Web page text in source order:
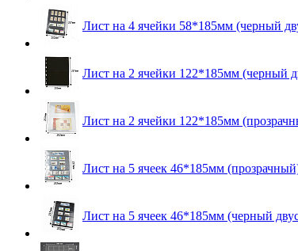
Лист на 4 ячейки 58*185мм (черный
Лист на 2 ячейки 122*185мм (черный
Лист на 2 ячейки 122*185мм
Лист на 5 ячеек 46*185мм
Лист на 5 ячеек 46*185мм (черный